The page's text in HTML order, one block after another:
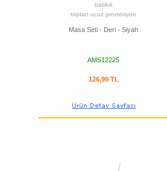
baskılı
toptan ucuz promosyon
Masa Seti - Deri - Siyah
AMS12225
126,99 TL